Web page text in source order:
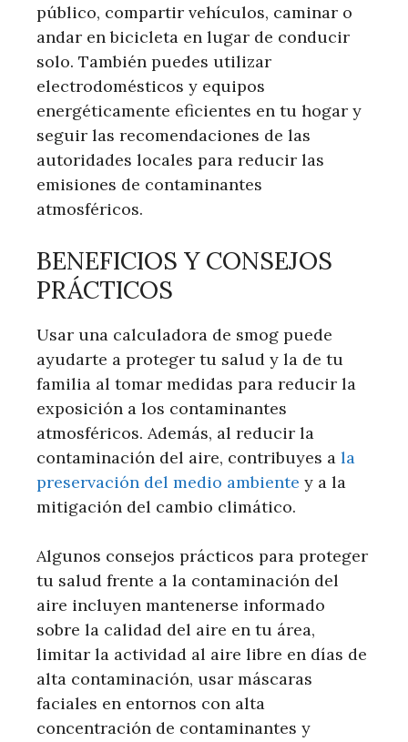
público, compartir vehículos, caminar o
andar en bicicleta en lugar de conducir
solo. También puedes utilizar
electrodomésticos y equipos
energéticamente eficientes en tu hogar y
seguir las recomendaciones de las
autoridades locales para reducir las
emisiones de contaminantes
atmosféricos.
BENEFICIOS Y CONSEJOS
PRÁCTICOS
Usar una calculadora de smog puede
ayudarte a proteger tu salud y la de tu
familia al tomar medidas para reducir la
exposición a los contaminantes
atmosféricos. Además, al reducir la
contaminación del aire, contribuyes a la
preservación del medio ambiente y a la
mitigación del cambio climático.
Algunos consejos prácticos para proteger
tu salud frente a la contaminación del
aire incluyen mantenerse informado
sobre la calidad del aire en tu área,
limitar la actividad al aire libre en días de
alta contaminación, usar máscaras
faciales en entornos con alta
concentración de contaminantes y